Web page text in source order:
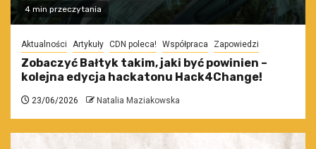
4 min przeczytania
Aktualności Artykuły CDN poleca! Współpraca Zapowiedzi
Zobaczyć Bałtyk takim, jaki być powinien –
kolejna edycja hackatonu Hack4Change!
23/06/2026 Natalia Maziakowska